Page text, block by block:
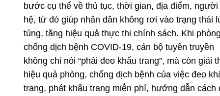
bước cụ thể về thủ tục, thời gian, địa điểm, người
hệ, từ đó giúp nhân dân không rơi vào trạng thái
túng, tăng hiệu quả thực thi chính sách. Khi
chống dịch bệnh COVID-19, cán bộ tuyên truyền
không chỉ nói “phải đeo khẩu trang”, mà còn giải
hiệu quả phòng, chống dịch bệnh của việc đeo
trang, phát khẩu trang miễn phí, hướng dẫn cách